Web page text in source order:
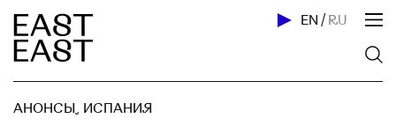
EN / RU
АНОНСЫ, ИСПАНИЯ